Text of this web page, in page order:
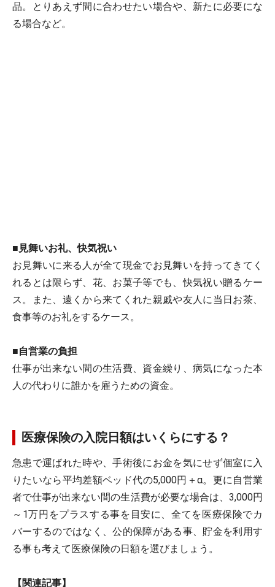
品。とりあえず間に合わせたい場合や、新たに必要にな
る場合など。
■ 見舞いお礼、快気祝い
お見舞いに来る人が全て現金でお見舞いを持ってきてく
れるとは限らず、花、お菓子等でも、快気祝い贈るケー
ス。また、遠くから来てくれた親戚や友人に当日お茶、
食事等のお礼をするケース。
■自営業の負担
仕事が出来ない間の生活費、資金繰り、病気になった本
人の代わりに誰かを雇うための資金。
医療保険の入院日額はいくらにする？
急患で運ばれた時や、手術後にお金を気にせず個室に入
りたいなら平均差額ベッド代の5,000円＋α。更に自営業
者で仕事が出来ない間の生活費が必要な場合は、3,000円
～1万円をプラスする事を目安に、全てを医療保険でカ
バーするのではなく、公的保障がある事、貯金を利用す
る事も考えて医療保険の日額を選びましょう。
【関連記事】